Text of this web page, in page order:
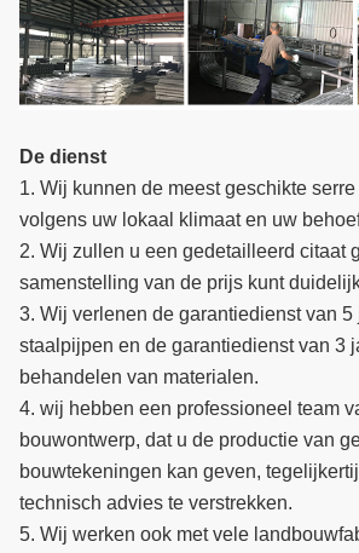
De dienst
1. Wij kunnen de meest geschikte
volgens uw lokaal klimaat en uw
2. Wij zullen u een gedetailleerd citaat
samenstelling van de prijs kunt
3. Wij verlenen de garantiedienst van 5
staalpijpen en de garantiedienst van 3
behandelen van materialen.
4. wij hebben een professioneel team
bouwontwerp, dat u de productie van
bouwtekeningen kan geven,
technisch advies te verstrekken.
5. Wij werken ook met vele